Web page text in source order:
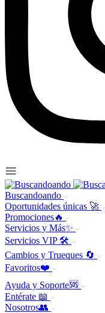
Buscandoando
Oportunidades únicas 🚀
Promociones🔥
Servicios y Más✨
Servicios VIP 🛠️
Cambios y Trueques 🔄
Favoritos❤️
Ayuda y Soporte🆘
Entérate 📖
Nosotros👥